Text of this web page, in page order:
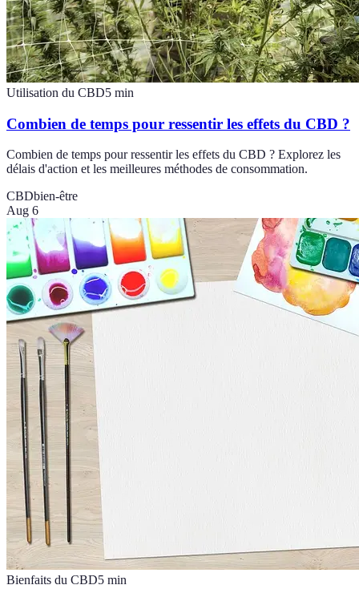
Utilisation du CBD5 min
Combien de temps pour ressentir les effets du CBD ?
Combien de temps pour ressentir les effets du CBD ? Explorez les
délais d'action et les meilleures méthodes de consommation.
CBDbien-être
Aug 6
Bienfaits du CBD5 min